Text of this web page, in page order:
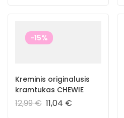
-15%
Kreminis originalusis
kramtukas CHEWIE
12,99€ 11,04 €